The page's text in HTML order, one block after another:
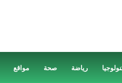
رياضة صحة مواقع